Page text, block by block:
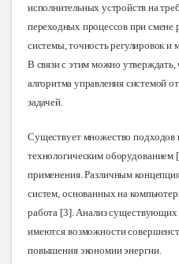
исполнительных устройств на
переходных процессов при смене
системы, точность регулировок и
В связи с этим можно утверждать,
алгоритма управления системой
задачей.
Существует множество подходов
технологическим
применения. Различным
систем, основанных на
работа [3]. Анализ существующих
имеются возможности
повышения экономии энергии.